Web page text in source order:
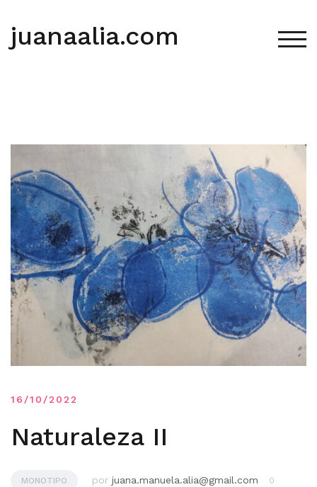
contenido
juanaalia.com
16/10/2022
Naturaleza II
MONOTIPO por juana.manuela.alia@gmail.com
0